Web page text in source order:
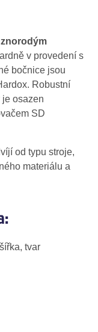
v provedení s
bočnice jsou
Robustní
je osazen
SD
od typu stroje,
materiálu a
tvar